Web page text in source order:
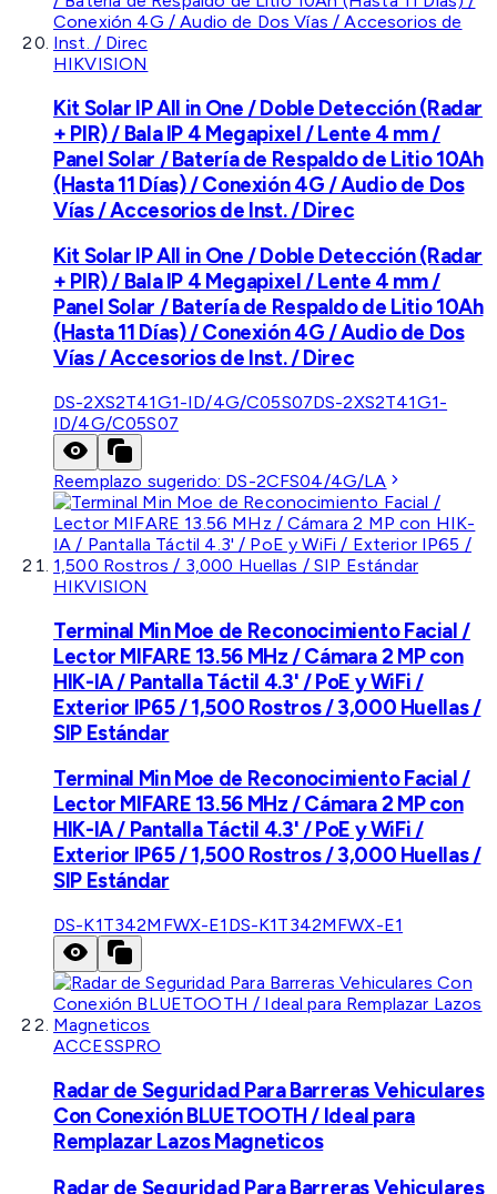
HIKVISION
Kit Solar IP All in One / Doble Detección (Radar
+ PIR) / Bala IP 4 Megapixel / Lente 4 mm /
Panel Solar / Batería de Respaldo de Litio 10Ah
(Hasta 11 Días) / Conexión 4G / Audio de Dos
Vías / Accesorios de Inst. / Direc
Kit Solar IP All in One / Doble Detección (Radar
+ PIR) / Bala IP 4 Megapixel / Lente 4 mm /
Panel Solar / Batería de Respaldo de Litio 10Ah
(Hasta 11 Días) / Conexión 4G / Audio de Dos
Vías / Accesorios de Inst. / Direc
DS-2XS2T41G1-ID/4G/C05S07DS-2XS2T41G1-
ID/4G/C05S07
Reemplazo sugerido: DS-2CFS04/4G/LA
HIKVISION
Terminal Min Moe de Reconocimiento Facial /
Lector MIFARE 13.56 MHz / Cámara 2 MP con
HIK-IA / Pantalla Táctil 4.3' / PoE y WiFi /
Exterior IP65 / 1,500 Rostros / 3,000 Huellas /
SIP Estándar
Terminal Min Moe de Reconocimiento Facial /
Lector MIFARE 13.56 MHz / Cámara 2 MP con
HIK-IA / Pantalla Táctil 4.3' / PoE y WiFi /
Exterior IP65 / 1,500 Rostros / 3,000 Huellas /
SIP Estándar
DS-K1T342MFWX-E1 DS-K1T342MFWX-E1
ACCESSPRO
Radar de Seguridad Para Barreras Vehiculares
Con Conexión BLUETOOTH / Ideal para
Remplazar Lazos Magneticos
Radar de Seguridad Para Barreras Vehiculares